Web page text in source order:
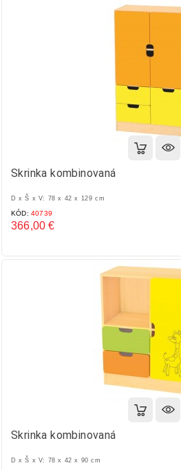
Skrinka kombinovaná
D x Š x V: 78 x 42 x 129 cm
KÓD: 40739
366,00 €
Skrinka kombinovaná
D x Š x V: 78 x 42 x 90 cm